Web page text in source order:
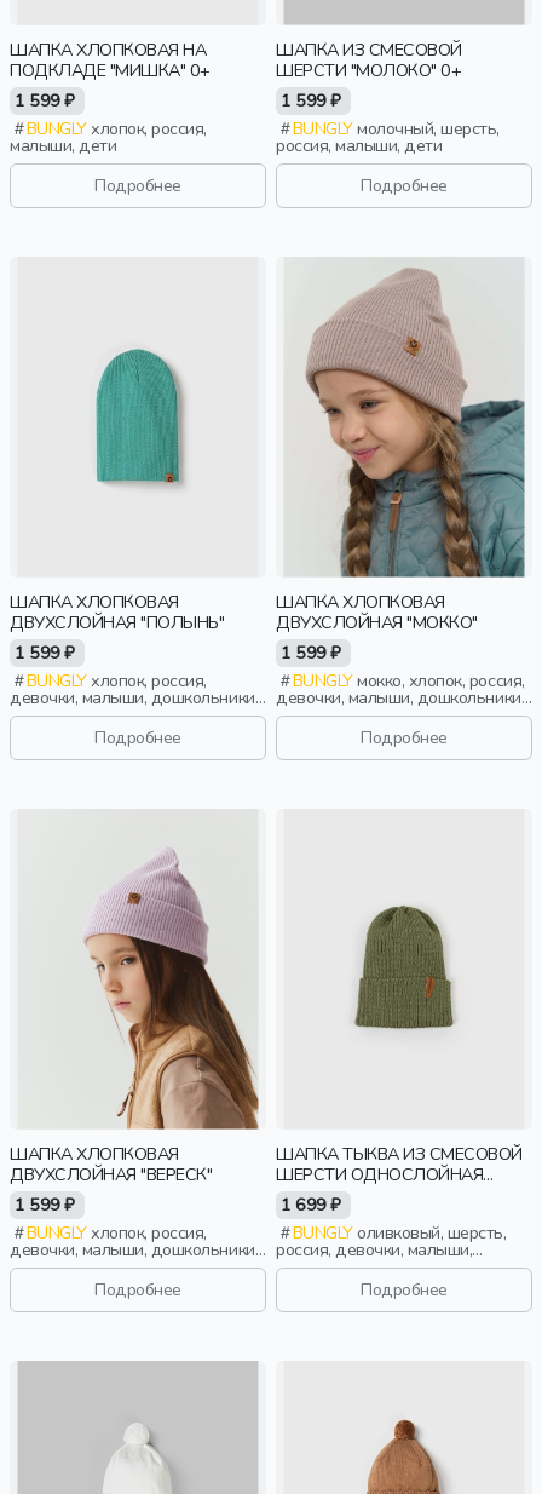
ШАПКА ХЛОПКОВАЯ НА
ПОДКЛАДЕ "МИШКА" 0+
1 599 ₽
BUNGLYхлопок, россия,
малыши, дети
Подробнее
ШАПКА ИЗ СМЕСОВОЙ
ШЕРСТИ "МОЛОКО" 0+
1 599 ₽
BUNGLYмолочный, шерсть,
россия, малыши, дети
Подробнее
ШАПКА ХЛОПКОВАЯ
ДВУХСЛОЙНАЯ "ПОЛЫНЬ"
1 599 ₽
BUNGLYхлопок, россия,
девочки, малыши, дошкольники,
дети
Подробнее
ШАПКА ХЛОПКОВАЯ
ДВУХСЛОЙНАЯ "МОККО"
1 599 ₽
BUNGLYмокко, хлопок, россия,
девочки, малыши, дошкольники,
дети
Подробнее
ШАПКА ХЛОПКОВАЯ
ДВУХСЛОЙНАЯ "ВЕРЕСК"
1 599 ₽
BUNGLYхлопок, россия,
девочки, малыши, дошкольники,
дети
Подробнее
ШАПКА ТЫКВА ИЗ СМЕСОВОЙ
ШЕРСТИ ОДНОСЛОЙНАЯ
"ОЛИВА"
1 699 ₽
BUNGLYоливковый, шерсть,
россия, девочки, малыши,
дошкольники, дети
Подробнее